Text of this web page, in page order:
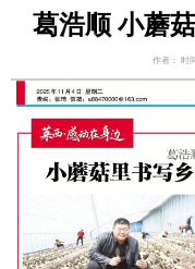
葛浩顺 小蘑
作者： 时